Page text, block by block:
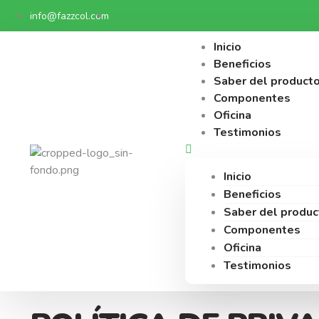
info@fazzcol.com
Inicio
Beneficios
Saber del
Componentes
Oficina
Testimonios
Inicio
Beneficios
Saber del
Componentes
Oficina
Testimonios